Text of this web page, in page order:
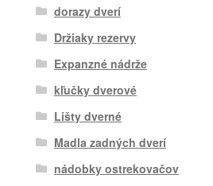
dorazy dverí
Držiaky rezervy
Expanzné nádrže
kľučky dverové
Lišty dverné
Madla zadných dverí
nádobky ostrekovačov